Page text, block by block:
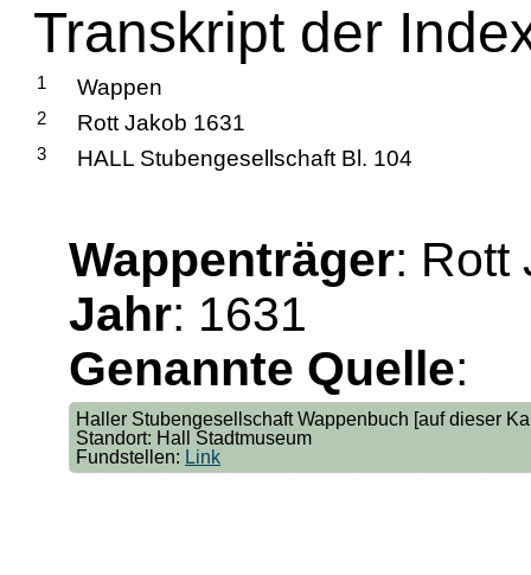
Transkript der
1 Wappen
2 Rott Jakob 1631
3 HALL Stubengesellschaft Bl. 104
Wappenträger: Rott
Jahr: 1631
Genannte Quelle:
Haller Stubengesellschaft Wappenbuch [auf dieser
Standort: Hall Stadtmuseum
Fundstellen: Link